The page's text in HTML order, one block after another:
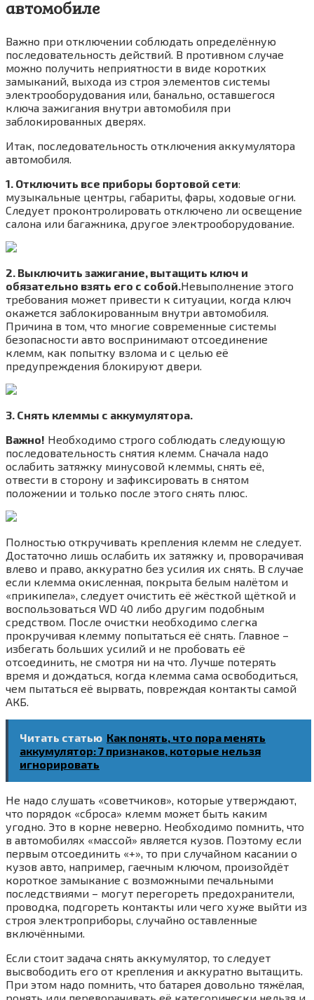
автомобиле
Важно при отключении соблюдать определённую
последовательность действий. В противном случае
можно получить неприятности в виде коротких
замыканий, выхода из строя элементов системы
электрооборудования или, банально, оставшегося
ключа зажигания внутри автомобиля при
заблокированных дверях.
Итак, последовательность отключения аккумулятора
автомобиля.
1. Отключить все приборы бортовой сети:
музыкальные центры, габариты, фары, ходовые огни.
Следует проконтролировать отключено ли освещение
салона или багажника, другое электрооборудование.
2. Выключить зажигание, вытащить ключ и
обязательно взять его с собой.Невыполнение этого
требования может привести к ситуации, когда ключ
окажется заблокированным внутри автомобиля.
Причина в том, что многие современные системы
безопасности авто воспринимают отсоединение
клемм, как попытку взлома и с целью её
предупреждения блокируют двери.
3. Снять клеммы с аккумулятора.
Важно! Необходимо строго соблюдать следующую
последовательность снятия клемм. Сначала надо
ослабить затяжку минусовой клеммы, снять её,
отвести в сторону и зафиксировать в снятом
положении и только после этого снять плюс.
Полностью откручивать крепления клемм не следует.
Достаточно лишь ослабить их затяжку и, проворачивая
влево и право, аккуратно без усилия их снять. В случае
если клемма окисленная, покрыта белым налётом и
«прикипела», следует очистить её жёсткой щёткой и
воспользоваться WD 40 либо другим подобным
средством. После очистки необходимо слегка
прокручивая клемму попытаться её снять. Главное –
избегать больших усилий и не пробовать её
отсоединить, не смотря ни на что. Лучше потерять
время и дождаться, когда клемма сама освободиться,
чем пытаться её вырвать, повреждая контакты самой
АКБ.
Читать статью Как понять, что пора менять
аккумулятор: 7 признаков, которые нельзя
игнорировать
Не надо слушать «советчиков», которые утверждают,
что порядок «сброса» клемм может быть каким
угодно. Это в корне неверно. Необходимо помнить, что
в автомобилях «массой» является кузов. Поэтому если
первым отсоединить «+», то при случайном касании о
кузов авто, например, гаечным ключом, произойдёт
короткое замыкание с возможными печальными
последствиями – могут перегореть предохранители,
проводка, подгореть контакты или чего хуже выйти из
строя электроприборы, случайно оставленные
включёнными.
Если стоит задача снять аккумулятор, то следует
высвободить его от крепления и аккуратно вытащить.
При этом надо помнить, что батарея довольно тяжёлая,